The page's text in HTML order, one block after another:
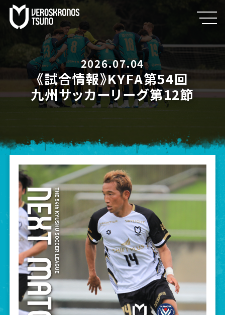
2026.07.04
《試合情報》KYFA第54回
九州サッカーリーグ第12節